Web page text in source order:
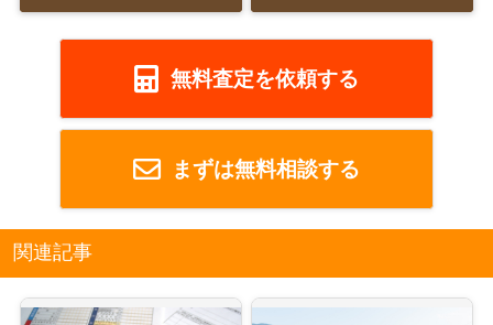
無料査定を依頼する
まずは無料相談する
関連記事